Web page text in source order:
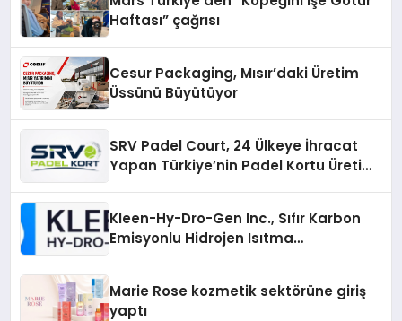
Haftası” çağrısı
Cesur Packaging, Mısır’daki Üretim
Üssünü Büyütüyor
SRV Padel Court, 24 Ülkeye İhracat
Yapan Türkiye’nin Padel Kortu Üretim
Kleen-Hy-Dro-Gen Inc., Sıfır Karbon
Emisyonlu Hidrojen Isıtma
Marie Rose kozmetik sektörüne giriş
yaptı